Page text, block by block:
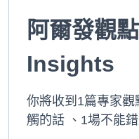
阿爾發觀
Insights
你將收到1篇專家
觸的話 、1場不能